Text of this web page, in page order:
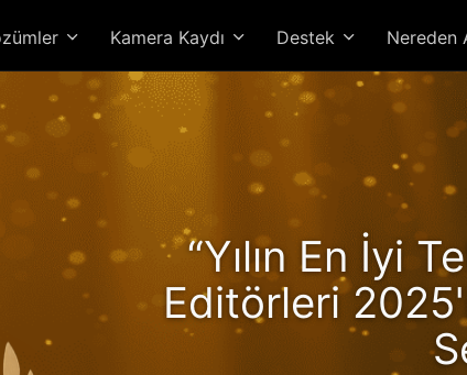
Kamera Kaydı Destek Nereden
“Yılın En İyi
Editörleri
24R Pro Gen2, Ryzen
Performans ve Hız!